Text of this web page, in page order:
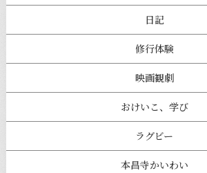
日記
修行体験
映画観劇
おけいこ、学び
ラグビー
本昌寺かいわい